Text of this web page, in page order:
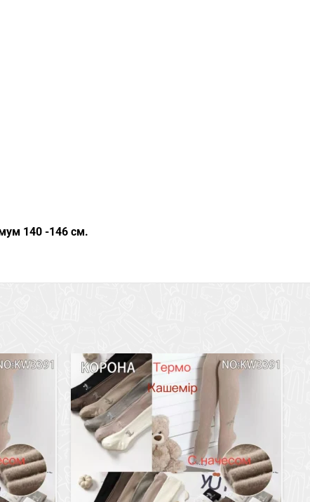
140 -146 см.